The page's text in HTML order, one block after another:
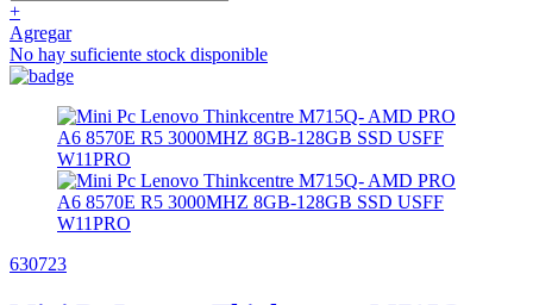
+
Agregar
No hay suficiente stock disponible
630723